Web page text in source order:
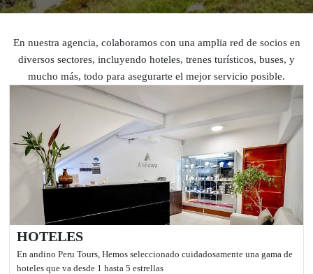
En nuestra agencia, colaboramos con una amplia red de socios en
diversos sectores, incluyendo hoteles, trenes turísticos, buses, y
mucho más, todo para asegurarte el mejor servicio posible.
HOTELES
En andino Peru Tours, Hemos seleccionado cuidadosamente una gama de
hoteles que va desde 1 hasta 5 estrellas